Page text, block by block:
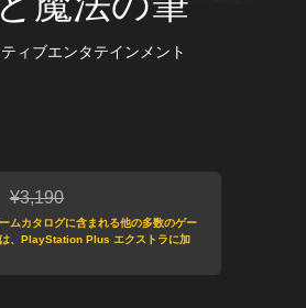
ィブエンタテインメント
通常価格¥3,190より値引き
¥3,190
ムカタログに含まれる他の多数のゲー
、PlayStation Plus エクストラに加